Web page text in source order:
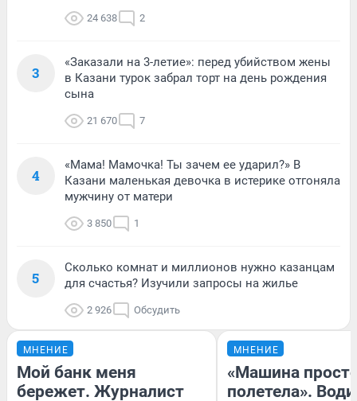
24 638 2
3
«Заказали на 3-летие»: перед убийством жены
в Казани турок забрал торт на день рождения
сына
21 670 7
4
«Мама! Мамочка! Ты зачем ее ударил?» В
Казани маленькая девочка в истерике отгоняла
мужчину от матери
3 850 1
5
Сколько комнат и миллионов нужно казанцам
для счастья? Изучили запросы на жилье
2 926 Обсудить
МНЕНИЕ
Мой банк меня
бережет. Журналист
МНЕНИЕ
«Машина
полетела».